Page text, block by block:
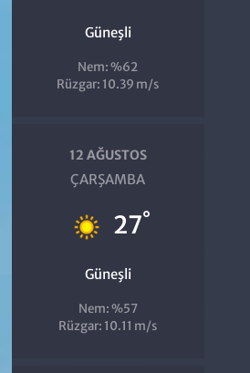
Güneşli
Nem: %62
Rüzgar: 10.39 m/s
12 AĞUSTOS
ÇARŞAMBA
27°
Güneşli
Nem: %57
Rüzgar: 10.11 m/s